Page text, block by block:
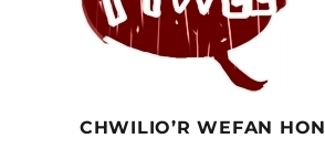
CHWILIO’R WEFAN HON